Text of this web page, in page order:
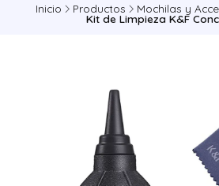
Inicio Productos Mochilas y
Kit de Limpieza K&F